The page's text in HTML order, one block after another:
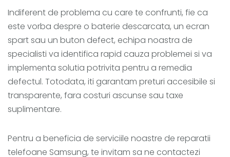
Indiferent de problema cu care te confrunti, fie ca
este vorba despre o baterie descarcata, un ecran
spart sau un buton defect, echipa noastra de
specialisti va identifica rapid cauza problemei si va
implementa solutia potrivita pentru a remedia
defectul. Totodata, iti garantam preturi accesibile si
transparente, fara costuri ascunse sau taxe
suplimentare.
Pentru a beneficia de serviciile noastre de reparatii
telefoane Samsung, te invitam sa ne contactezi